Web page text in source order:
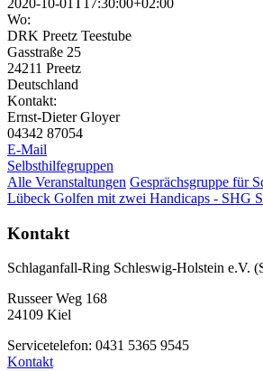
Wo:
DRK Preetz Teestube
Gasstraße 25
24211 Preetz
Deutschland
Kontakt:
Ernst-Dieter Gloyer
04342 87054
E-Mail
Selbsthilfegruppen
Alle Veranstaltungen Gesprächsgruppe für
Lübeck Golfen mit zwei Handicaps - SHG
Kontakt
Schlaganfall-Ring Schleswig-Holstein e.V.
Russeer Weg 168
24109 Kiel
Servicetelefon: 0431 5365 9545
Kontakt